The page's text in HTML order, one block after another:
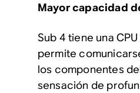
Mayor capacidad
Sub 4 tiene una
permite
los componentes
sensación de